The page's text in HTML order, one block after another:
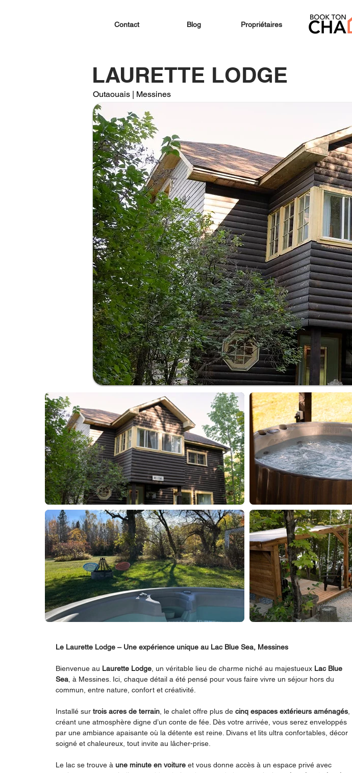
Contact Blog Propriétaires
LAURETTE LODGE
Outaouais | Messines
Le Laurette Lodge – Une expérience unique au Lac Blue Sea, Messines
Bienvenue au Laurette Lodge , un véritable lieu de charme niché au majestueux Lac Blue
Sea , à Messines. Ici, chaque détail a été pensé pour vous faire vivre un séjour hors du
commun, entre nature, confort et créativité.
Installé surtrois acres de terrain , le chalet offre plus decinq espaces extérieurs aménagés
créant une atmosphère digne d’un conte de fée. Dès votre arrivée, vous serez enveloppés
par une ambiance apaisante où la détente est reine. Divans et lits ultra confortables, décor
soigné et chaleureux, tout invite au lâcher-prise.
Le lac se trouve à une minute en voiture et vous donne accès à un espace privé avec